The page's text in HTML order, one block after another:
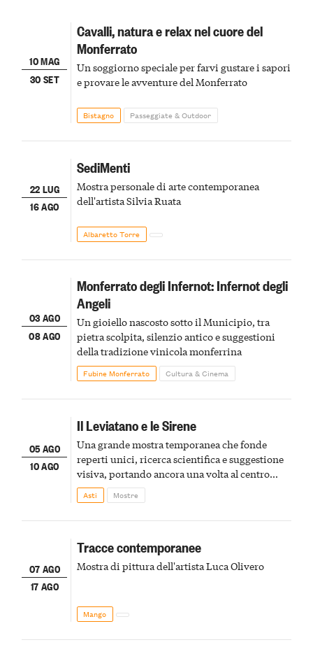
10 MAG
30 SET
Cavalli, natura e relax nel cuore del
Monferrato
Un soggiorno speciale per farvi gustare i sapori
e provare le avventure del Monferrato
Bistagno Passeggiate & Outdoor
22 LUG
16 AGO
SediMenti
Mostra personale di arte contemporanea
dell'artista Silvia Ruata
Albaretto Torre
03 AGO
08 AGO
Monferrato degli Infernot: Infernot degli
Angeli
Un gioiello nascosto sotto il Municipio, tra
pietra scolpita, silenzio antico e suggestioni
della tradizione vinicola monferrina
Fubine Monferrato Cultura & Cinema
05 AGO
10 AGO
Il Leviatano e le Sirene
Una grande mostra temporanea che fonde
reperti unici, ricerca scientifica e suggestione
visiva, portando ancora una volta al centro
della scena le meraviglie del passato astigiano
Asti Mostre
07 AGO
17 AGO
Tracce contemporanee
Mostra di pittura dell'artista Luca Olivero
Mango